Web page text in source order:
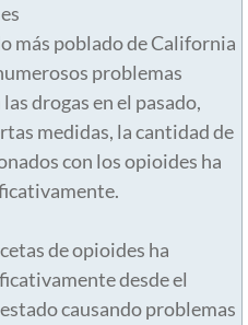
más poblado de California
problemas
drogas en el pasado,
medidas, la cantidad de
con los opioides ha
de opioides ha
desde el
causando problemas